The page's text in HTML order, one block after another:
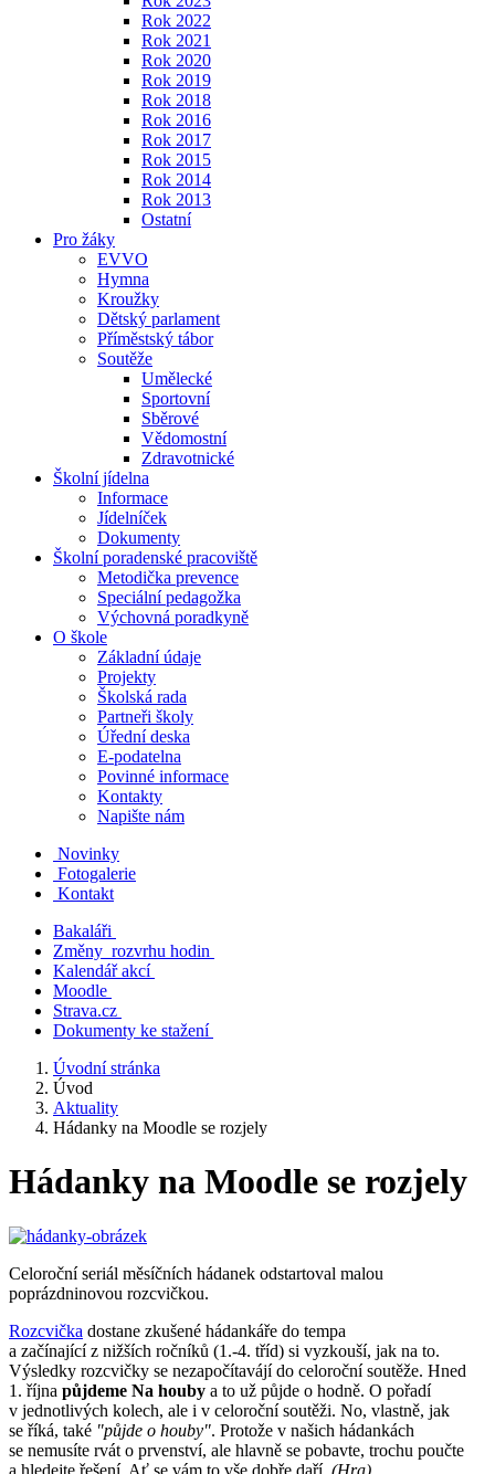
Rok 2022
Rok 2021
Rok 2020
Rok 2019
Rok 2018
Rok 2016
Rok 2017
Rok 2015
Rok 2014
Rok 2013
Ostatní
Pro žáky
EVVO
Hymna
Kroužky
Dětský parlament
Příměstský tábor
Soutěže
Umělecké
Sportovní
Sběrové
Vědomostní
Zdravotnické
Školní jídelna
Informace
Jídelníček
Dokumenty
Školní poradenské pracoviště
Metodička prevence
Speciální pedagožka
Výchovná poradkyně
O škole
Základní údaje
Projekty
Školská rada
Partneři školy
Úřední deska
E-podatelna
Povinné informace
Kontakty
Napište nám
Novinky
Fotogalerie
Kontakt
Bakaláři
Změny rozvrhu hodin
Kalendář akcí
Moodle
Strava.cz
Dokumenty ke stažení
Úvodní stránka
Úvod
Aktuality
Hádanky na Moodle se rozjely
Hádanky na Moodle se rozjely
Celoroční seriál měsíčních hádanek odstartoval malou
poprázdninovou rozcvičkou.
Rozcvička dostane zkušené hádankáře do tempa
a začínající z nižších ročníků (1.-4. tříd) si vyzkouší, jak na to.
Výsledky rozcvičky se nezapočítavájí do celoroční soutěže. Hned
1. října půjdeme Na houby a to už půjde o hodně. O pořadí
v jednotlivých kolech, ale i v celoroční soutěži. No, vlastně, jak
se říká, také "půjde o houby". Protože v našich hádankách
se nemusíte rvát o prvenství, ale hlavně se pobavte, trochu poučte
a hledejte řešení. Ať se vám to vše dobře daří. (Hra)